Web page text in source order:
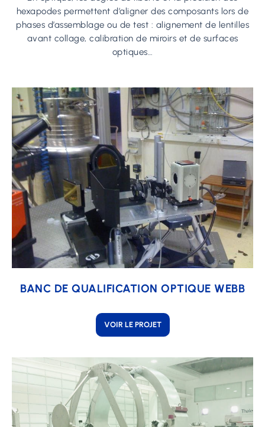
hexapodes permettent d’aligner des composants lors de
phases d’assemblage ou de test : alignement de lentilles
avant collage, calibration de miroirs et de surfaces
optiques…
Learn
more
BANC DE QUALIFICATION OPTIQUE WEBB
VOIR LE PROJET
Learn
more